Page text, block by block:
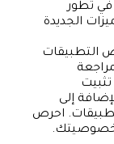
في تطور
الجديدة
التطبيقات
إلى
احرص
خصوصيتك.